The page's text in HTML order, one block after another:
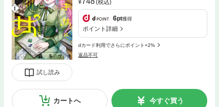
試し読み
(税込)
6pt獲得
ポイント詳細
dカード利用でさらにポイント+2%
返品不可
カートへ 今すぐ買う